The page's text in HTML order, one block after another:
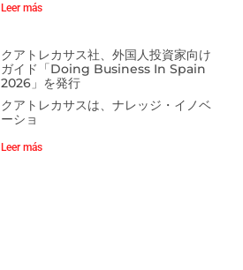
Leer más
クアトレカサス社、外国人投資家向け
ガイド「Doing Business In Spain
2026」を発行
クアトレカサスは、ナレッジ・イノベ
ーショ
Leer más